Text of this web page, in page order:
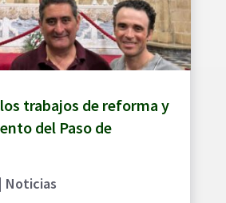
trabajos de reforma y
del Paso de
Noticias